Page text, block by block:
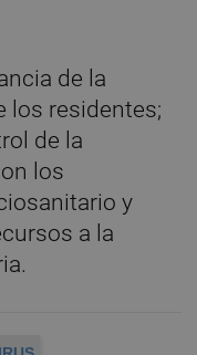
de la
los residentes;
de la
los
y
a la